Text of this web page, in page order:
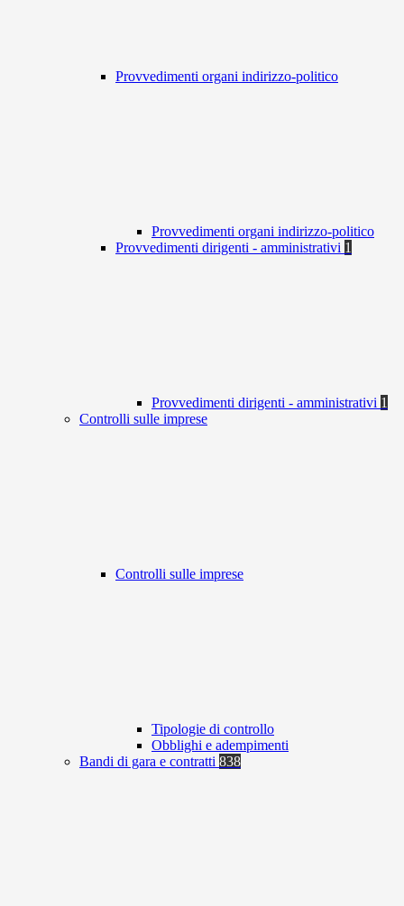
Provvedimenti organi indirizzo-politico
Provvedimenti organi indirizzo-politico
Provvedimenti dirigenti - amministrativi 1
Provvedimenti dirigenti - amministrativi 1
Controlli sulle imprese
Controlli sulle imprese
Tipologie di controllo
Obblighi e adempimenti
Bandi di gara e contratti 838